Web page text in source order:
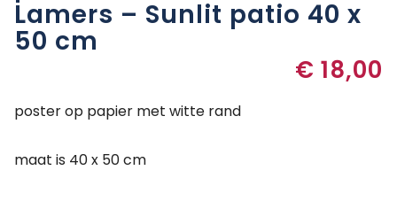
Lamers – Sunlit patio 40 x
50 cm
€ 18,00
poster op papier met witte rand
maat is 40 x 50 cm